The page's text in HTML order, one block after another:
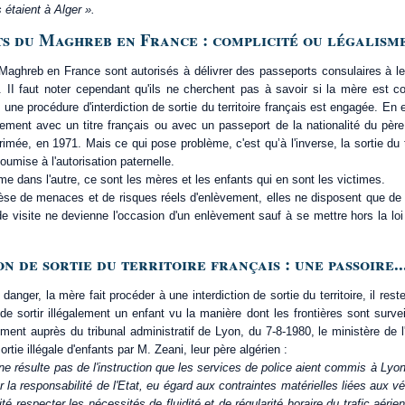
étaient à Alger ».
du Maghreb en France : complicité ou
en France sont autorisés à délivrer des passeports consulaires à
II faut noter cependant qu'ils ne cherchent pas à savoir si la mère est
procédure d'interdiction de sortie du territoire français est engagée. En
avec un titre français ou avec un passeport de la nationalité du
en 1971. Mais ce qui pose problème, c'est qu’à l'inverse, la sortie
à l'autorisation paternelle.
dans l'autre, ce sont les mères et les enfants qui en sont les victimes.
de menaces et de risques réels d'enlèvement, elles ne disposent que
visite ne devienne l'occasion d'un enlèvement sauf à se mettre hors la
de sortie du territoire français : une
danger, la mère fait procéder à une interdiction de sortie du territoire, il
sortir illégalement un enfant vu la manière dont les frontières sont
auprès du tribunal administratif de Lyon, du 7-8-1980, le ministère de
illégale d'enfants par M. Zeani, leur père algérien :
résulte pas de l'instruction que les services de police aient commis à
la responsabilité de l'Etat, eu égard aux contraintes matérielles liées aux